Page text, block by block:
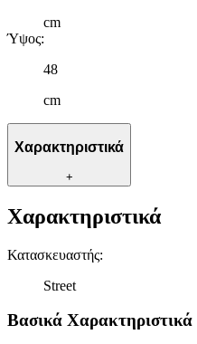
cm
Ύψος:
48
cm
Χαρακτηριστικά
+
Χαρακτηριστικά
Κατασκευαστής:
Street
Βασικά Χαρακτηριστικά